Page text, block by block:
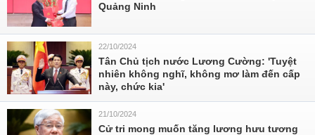
Quảng Ninh
22/10/2024
Tân Chủ tịch nước Lương Cường: 'Tuyệt
nhiên không nghĩ, không mơ làm đến cấp
này, chức kia'
21/10/2024
Cử tri mong muốn tăng lương hưu tương